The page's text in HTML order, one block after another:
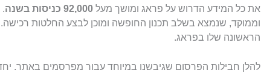
את כל המידע הדרוש על פראג ומושך מעל 92,000 כניסות בשנה
.
וממוקד, שנמצא בשלב תכנון החופשה ומוכן לבצע החלטות
הראשונה שלו בפראג.
להלן חבילות הפרסום שגיבשנו במיוחד עבור מפרסמים באתר.